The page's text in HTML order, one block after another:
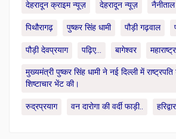
देहरादून क्राइम न्यूज़ देहरादून न्यूज़ नैनीताल
पिथौरागढ़ पुष्कर सिंह धामी पौड़ी गढ़वाल
पौड़ी देवप्रयाग पढ़िए... बागेश्वर महाराष्ट्र
मुख्यमंत्री पुष्कर सिंह धामी ने नई दिल्ली में
शिष्टाचार भेंट की।
रुद्रप्रयाग वन दारोगा की वर्दी फाड़ी.. हरिद्वार